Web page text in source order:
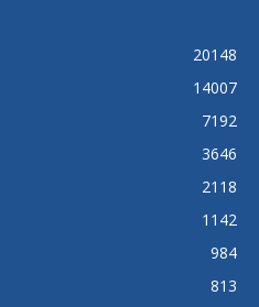
20148
14007
7192
3646
2118
1142
984
813